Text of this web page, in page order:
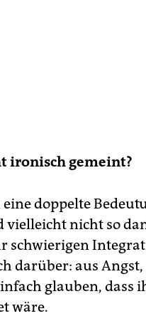
ironisch gemeint?
doppelte
vielleicht nicht so
schwierigen
darüber: aus Angst,
glauben, dass
wäre.